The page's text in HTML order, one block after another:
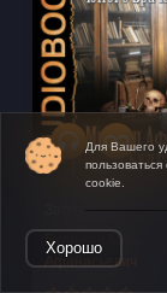
Булгаков Михаил
Афанасьевич
Для Вашего
cookie.
Хорошо